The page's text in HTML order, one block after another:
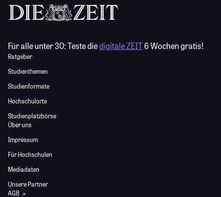
Für alle unter 30:Teste diedigitale ZEIT6 Wochen gratis!
Ratgeber
Studienthemen
Studienformate
Hochschulorte
Studienplatzbörse
Über uns
Impressum
Für Hochschulen
Mediadaten
Unsere Partner
AGB